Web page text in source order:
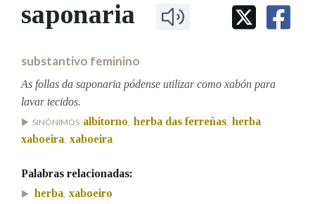
IDENTIDADE CORPORATIVA
MARCIAL DEL ADALID
FIGURAS HOMENAXEADAS
PRIMAVERA DAS LETRAS
Facebook
TwitterYoutubeInstagram
Bluesky
BUSCAR NOS LEMAS
Remata por
saponaria
substantivo feminino
As follas da saponaria pódense utilizar como xabón para
lavar tecidos.
SINÓNIMOS albitorno, herba das ferreñas, herba
xaboeira, xaboeira
Palabras relacionadas:
herba, xaboeiro